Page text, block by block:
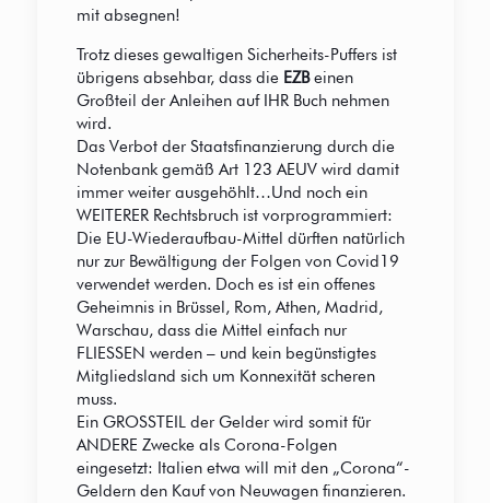
mit absegnen!
Trotz dieses gewaltigen Sicherheits-Puffers ist
übrigens absehbar, dass die EZBeinen
Großteil der Anleihen auf IHR Buch nehmen
wird.
Das Verbot der Staatsfinanzierung durch die
Notenbank gemäß Art 123 AEUV wird damit
immer weiter ausgehöhlt…Und noch ein
WEITERER Rechtsbruch ist vorprogrammiert:
Die EU-Wiederaufbau-Mittel dürften natürlich
nur zur Bewältigung der Folgen von Covid19
verwendet werden. Doch es ist ein offenes
Geheimnis in Brüssel, Rom, Athen, Madrid,
Warschau, dass die Mittel einfach nur
FLIESSEN werden – und kein begünstigtes
Mitgliedsland sich um Konnexität scheren
muss.
Ein GROSSTEIL der Gelder wird somit für
ANDERE Zwecke als Corona-Folgen
eingesetzt: Italien etwa will mit den „Corona“-
Geldern den Kauf von Neuwagen finanzieren.